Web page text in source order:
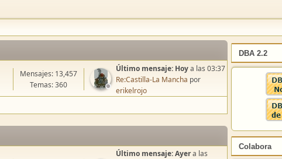
DBA 2.2
Colabora
Mensajes: 13,457
Temas: 360
Último mensaje: Hoya las 03:37
Re:Castilla-La Mancha por
erikelrojo
Último mensaje:Ayera las